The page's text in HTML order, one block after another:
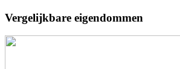
Vergelijkbare eigendommen